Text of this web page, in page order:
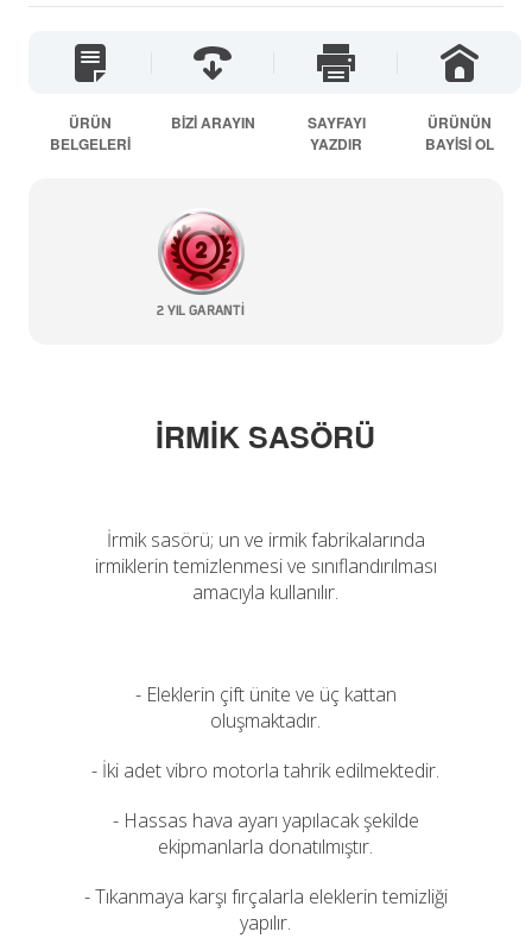
ÜRÜN
BELGELERİ
BİZİ ARAYIN
SAYFAYI
YAZDIR
ÜRÜNÜN
BAYİSİ OL
İRMİK SASÖRÜ
İrmik sasörü; un ve irmik fabrikalarında
irmiklerin temizlenmesi ve sınıflandırılması
amacıyla kullanılır.
- Eleklerin çift ünite ve üç kattan
oluşmaktadır.
- İki adet vibro motorla tahrik edilmektedir.
- Hassas hava ayarı yapılacak şekilde
ekipmanlarla donatılmıştır.
- Tıkanmaya karşı fırçalarla eleklerin temizliği
yapılır.